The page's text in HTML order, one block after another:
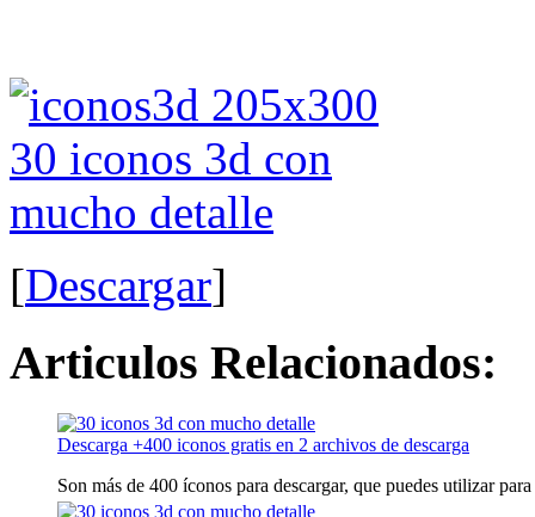
[Descargar]
Articulos Relacionados:
Descarga +400 iconos gratis en 2 archivos de descarga
Son más de 400 íconos para descargar, que puedes utilizar